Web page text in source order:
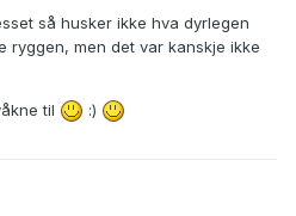
så husker ikke hva dyrlegen
ryggen, men det var kanskje ikke
til :)